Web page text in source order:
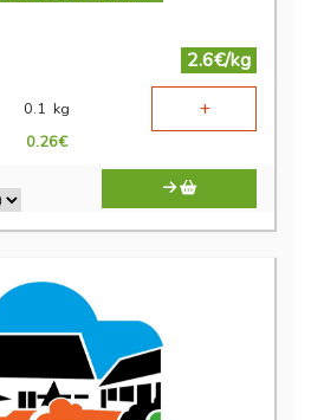
2.6€/kg
0.1 kg +
0.26€